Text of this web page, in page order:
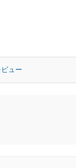
ビュー